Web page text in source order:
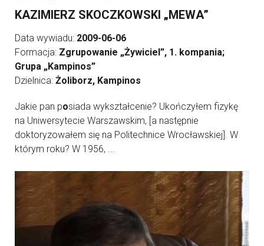
KAZIMIERZ SKOCZKOWSKI „MEWA”
Data wywiadu: 2009-06-06
Formacja: Zgrupowanie „Żywiciel”, 1. kompania;
Grupa „Kampinos”
Dzielnica: Żoliborz, Kampinos
Jakie pan posiada wykształcenie? Ukończyłem fizykę
na Uniwersytecie Warszawskim, [a następnie
doktoryzowałem się na Politechnice Wrocławskiej]. W
którym roku? W 1956, ...